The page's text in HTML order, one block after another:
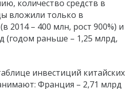
количество средств в
вложили только в
2014 – 400 млн, рост 900%) и
(годом раньше – 1,25 млрд,
инвестиций китайских
Франция – 2,71 млрд